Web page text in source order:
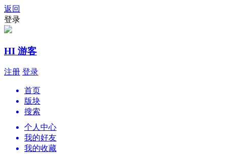
返回
登录
HI 游客
注册 登录
首页
版块
搜索
个人中心
我的好友
我的收藏